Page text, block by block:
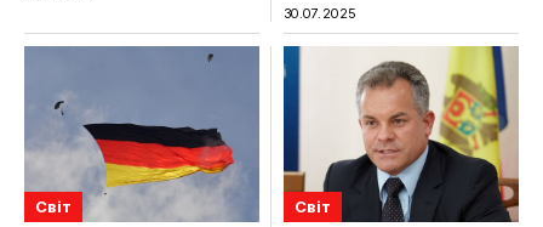
30.07.2025
Світ Світ